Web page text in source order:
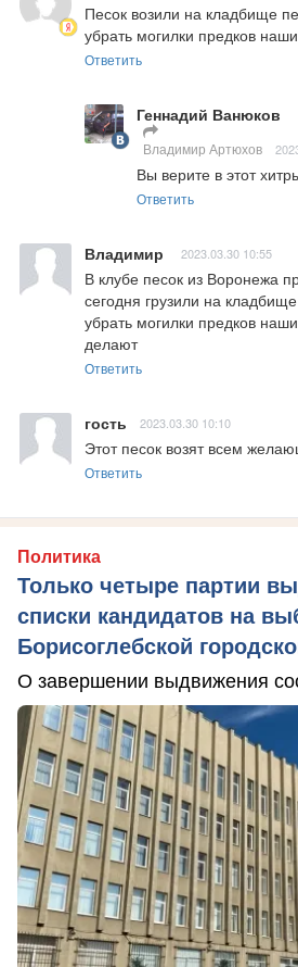
Песок возили на кладбище
убрать могилки предков
Ответить
Геннадий Ванюков
Владимир Артюхов
Вы верите в этот
Ответить
Владимир 2023.03.30 10:55
В клубе песок из Воронежа
сегодня грузили на
убрать могилки предков
делают
Ответить
гость 2023.03.30 10:10
Этот песок возят всем
Ответить
Политика
Только четыре партии
списки кандидатов на
Борисоглебской
О завершении выдвижения